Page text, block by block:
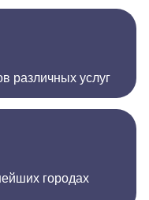
различных услуг
городах